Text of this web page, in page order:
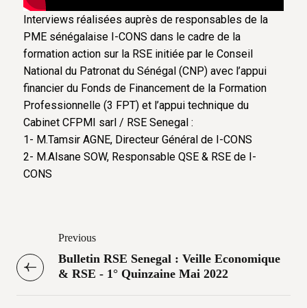
Interviews réalisées auprès de responsables de la
PME sénégalaise I-CONS dans le cadre de la
formation action sur la RSE initiée par le Conseil
National du Patronat du Sénégal (CNP) avec l’appui
financier du Fonds de Financement de la Formation
Professionnelle (3 FPT) et l’appui technique du
Cabinet CFPMI sarl / RSE Senegal :
1- M.Tamsir AGNE, Directeur Général de I-CONS
2- M.Alsane SOW, Responsable QSE & RSE de I-
CONS
Previous
Bulletin RSE Senegal : Veille Economique
& RSE - 1° Quinzaine Mai 2022